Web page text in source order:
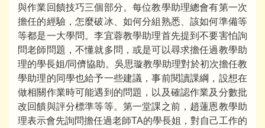
與作業回饋技巧三個部分。每位教學助理總會有第一次
擔任的經驗，怎麼破冰、如何分組熟悉、該如何準備等
等都是一大學問。李宜蓉教學助理首先提到不要害怕詢
問老師問題，不懂就多問，或是可以尋求擔任過教學助
理的學長姐/同儕協助。吳思璇教學助理對於初次擔任教
學助理的同學也給予一些建議，事前閱讀課綱，設想在
做相關作業時可能遇到的問題，以及確認作業及分數批
改回饋與評分標準等等。第一堂課之前，趙蓮恩教學助
理表示會先詢問擔任過老師TA的學長姐，對自己工作的